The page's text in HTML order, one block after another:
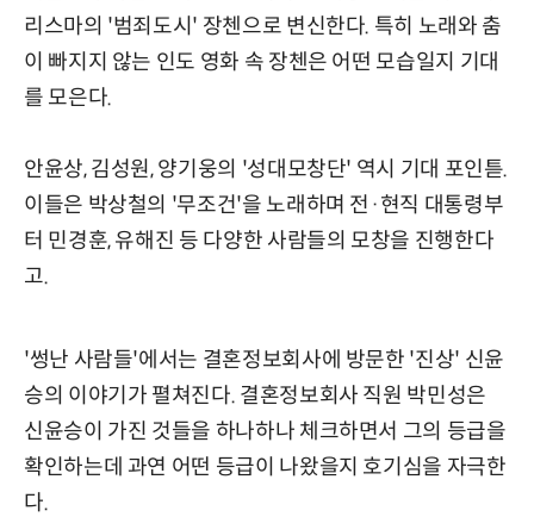
리스마의 '범죄도시' 장첸으로 변신한다. 특히 노래와 춤
이 빠지지 않는 인도 영화 속 장첸은 어떤 모습일지 기대
를 모은다.
안윤상, 김성원, 양기웅의 '성대모창단' 역시 기대 포인튿.
이들은 박상철의 '무조건'을 노래하며 전·현직 대통령부
터 민경훈, 유해진 등 다양한 사람들의 모창을 진행한다
고.
'썽난 사람들'에서는 결혼정보회사에 방문한 '진상' 신윤
승의 이야기가 펼쳐진다. 결혼정보회사 직원 박민성은
신윤승이 가진 것들을 하나하나 체크하면서 그의 등급을
확인하는데 과연 어떤 등급이 나왔을지 호기심을 자극한
다.